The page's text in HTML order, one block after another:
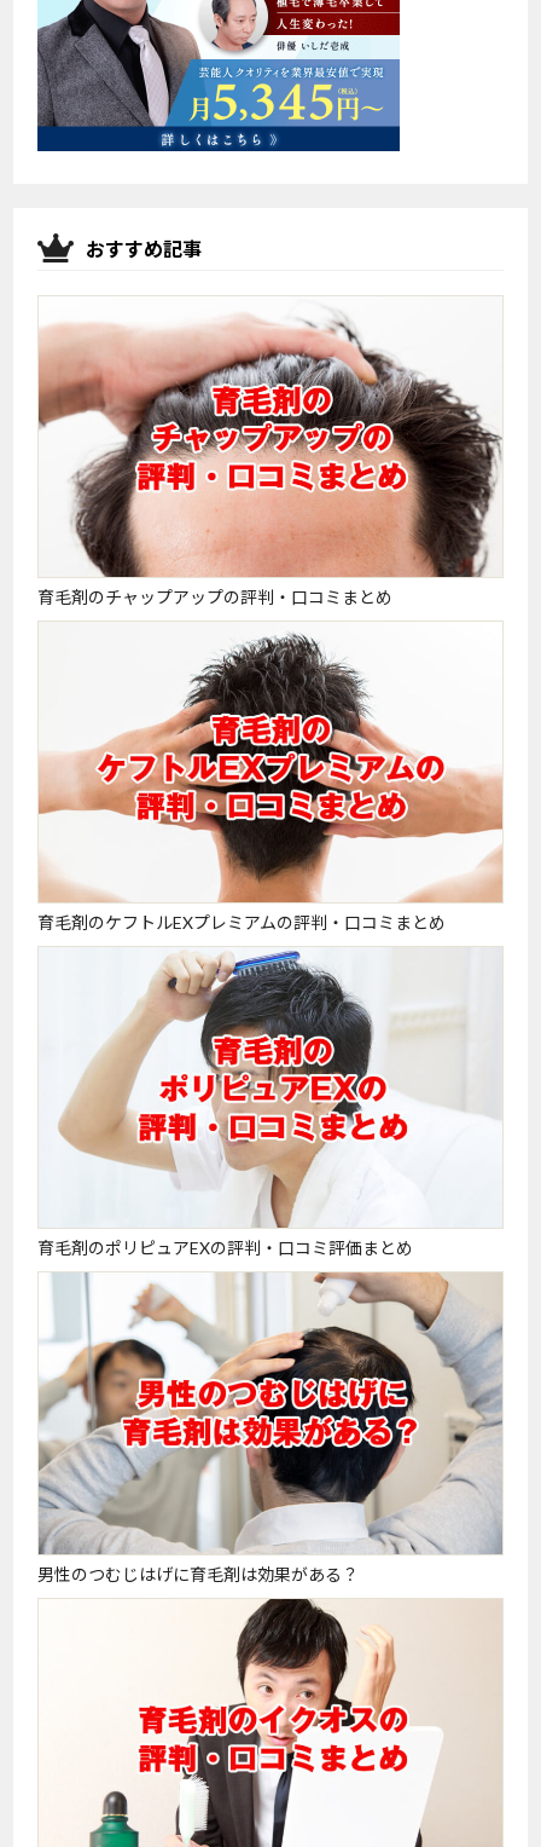
おすすめ記事
育毛剤のチャップアップの評判・口コミまとめ
育毛剤のケフトルEXプレミアムの評判・口コミまとめ
育毛剤のポリピュアEXの評判・口コミ評価まとめ
男性のつむじはげに育毛剤は効果がある？